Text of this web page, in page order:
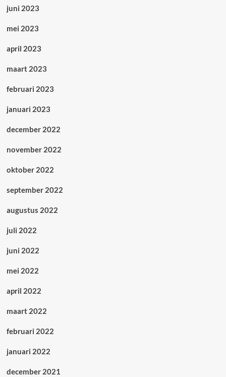
juni 2023
mei 2023
april 2023
maart 2023
februari 2023
januari 2023
december 2022
november 2022
oktober 2022
september 2022
augustus 2022
juli 2022
juni 2022
mei 2022
april 2022
maart 2022
februari 2022
januari 2022
december 2021